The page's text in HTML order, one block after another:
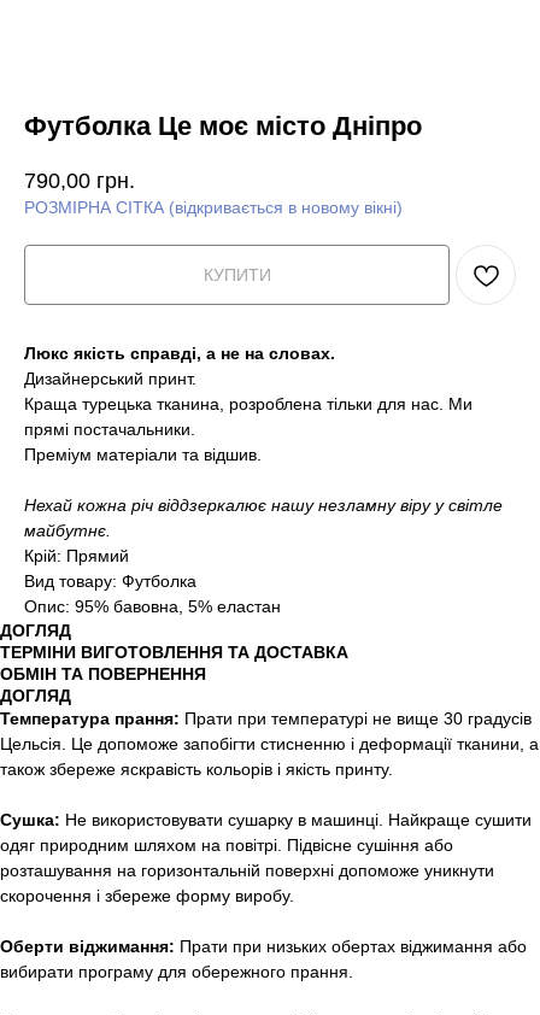
Футболка Це моє місто Дніпро
790,00 грн.
РОЗМІРНА СІТКА (відкривається в новому вікні)
КУПИТИ
Люкс якість справді, а не на словах.
Дизайнерський принт.
Краща турецька тканина, розроблена тільки для нас. Ми
прямі постачальники.
Преміум матеріали та відшив.
Нехай кожна річ віддзеркалює нашу незламну віру у світле
майбутнє.
Крій: Прямий
Вид товару: Футболка
Опис: 95% бавовна, 5% еластан
ДОГЛЯД
ТЕРМІНИ ВИГОТОВЛЕННЯ ТА ДОСТАВКА
ОБМІН ТА ПОВЕРНЕННЯ
ДОГЛЯД
Температура прання: Прати при температурі не вище 30 градусів
Цельсія. Це допоможе запобігти стисненню і деформації тканини, а
також збереже яскравість кольорів і якість принту.
Сушка: Не використовувати сушарку в машинці. Найкраще сушити
одяг природним шляхом на повітрі. Підвісне сушіння або
розташування на горизонтальній поверхні допоможе уникнути
скорочення і збереже форму виробу.
Оберти віджимання: Прати при низьких обертах віджимання або
вибирати програму для обережного прання.